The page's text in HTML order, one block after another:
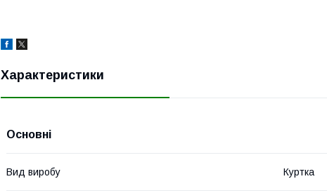
Характеристики
Основні
Вид виробу Куртка